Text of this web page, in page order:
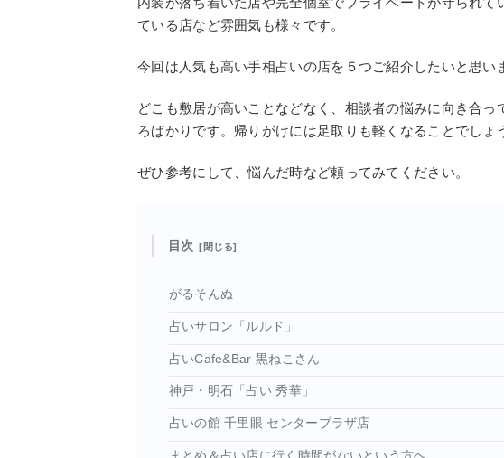
ている店など雰囲気も様々です。
今回は人気も高い手相占いの店を５つご紹介したいと思い
どこも敷居が高いことなどなく、相談者の悩みに向き合っ
ろばかりです。帰りがけには足取りも軽くなることでしょ
ぜひ参考にして、悩んだ時など頼ってみてください。
目次
がるそんぬ
占いサロン「ルルド」
占いCafe&Bar 黒ねこさん
神戸・明石「占い 秀華」
占いの館 千里眼 センタープラザ店